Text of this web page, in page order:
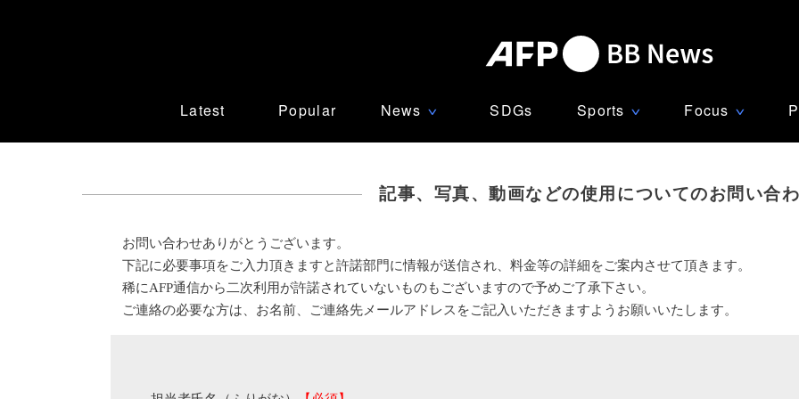
Latest Popular News ∨ SDGs Sports ∨ Focus ∨
記事、写真、動画などの使用についてのお問い合
お問い合わせありがとうございます。
下記に必要事項をご入力頂きますと許諾部門に情報が送信され、料金等の詳細をご案内させて頂きます。
稀にAFP通信から二次利用が許諾されていないものもございますので予めご了承下さい。
ご連絡の必要な方は、お名前、ご連絡先メールアドレスをご記入いただきますようお願いいたします。